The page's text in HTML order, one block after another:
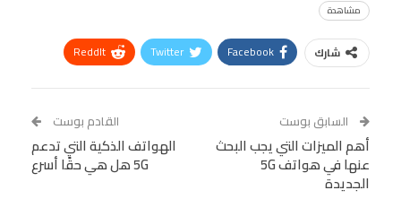
مشاهدة
شارك Facebook
Twitter
ReddIt
Tumblr
البريد الإلكتروني
StumbleUpon
VK
Digg
LINE
Viber
السابق بوست
أهم الميزات التي يجب البحث
عنها في هواتف 5G
الجديدة
القادم بوست
الهواتف الذكية التي تدعم
5G هل هي حقًا أسرع